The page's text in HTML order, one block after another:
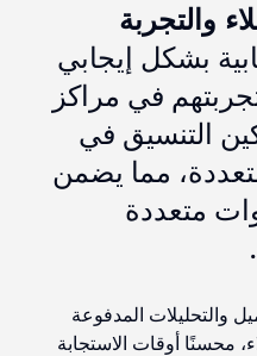
والتجربة
بشكل إيجابي
في مراكز
التنسيق في
مما يضمن
متعددة
والتحليلات المدفوعة
محسنًا أوقات الاستجابة